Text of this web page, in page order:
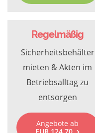
Regelmäßig
Sicherheitsbehälter
mieten & Akten im
Betriebsalltag zu
entsorgen
Angebote ab